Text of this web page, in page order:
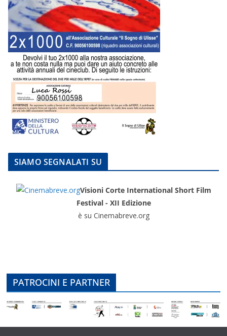
SIAMO SEGNALATI SU
Visioni Corte International Short Film
Festival - XII Edizione
è su Cinemabreve.org
PATROCINI E PARTNER